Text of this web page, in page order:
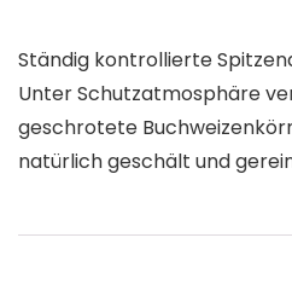
Ständig kontrollierte
Unter Schutzatmosphäre
geschrotete
natürlich geschält und